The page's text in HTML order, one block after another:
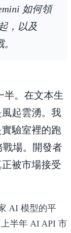
如何領
，以及
半。在文本生
起雲湧。我
驗室裡的跑
場。開發者
被市場接受
AI 模型的平
半年 AI API 市